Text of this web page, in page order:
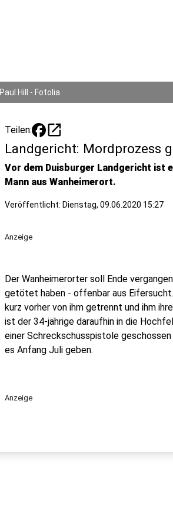
Paul Hill - Fotolia
Teilen: open_in_new
Landgericht: Mordprozess
Vor dem Duisburger Landgericht
Mann aus Wanheimerort.
Veröffentlicht: Dienstag, 09.06.2020 15:27
Anzeige
Der Wanheimerorter soll Ende
getötet haben - offenbar aus
kurz vorher von ihm getrennt und ihm
ist der 34-jährige daraufhin in die
einer Schreckschusspistole
es Anfang Juli geben.
Anzeige